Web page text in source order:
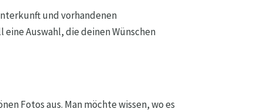
und vorhandenen
Auswahl, die deinen Wünschen
Fotos aus. Man möchte wissen, wo es